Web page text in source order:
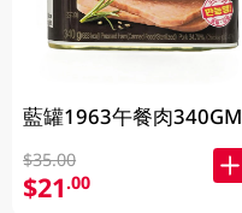
藍罐1963午餐肉340GM
$35.00
$21.00